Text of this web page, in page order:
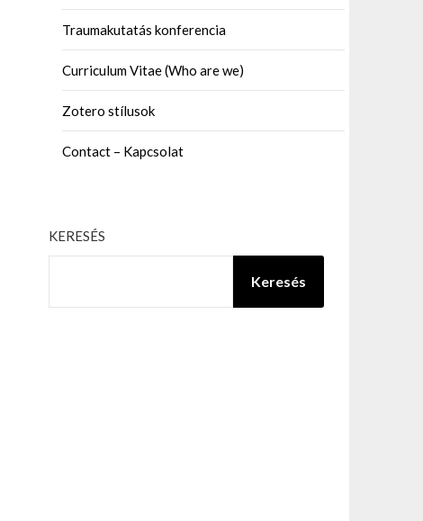
Traumakutatás konferencia
Curriculum Vitae (Who are we)
Zotero stílusok
Contact – Kapcsolat
KERESÉS
Keresés